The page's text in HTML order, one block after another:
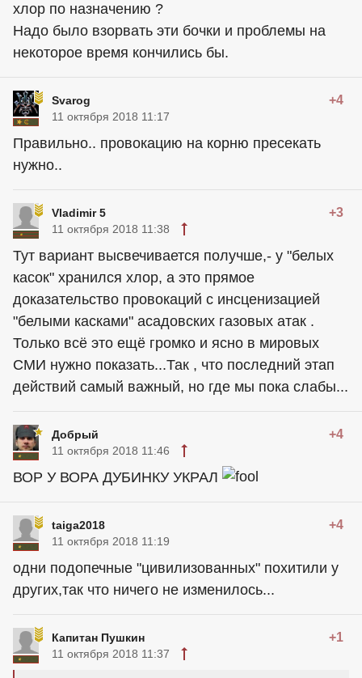
хлор по назначению ?
Надо было взорвать эти бочки и проблемы на
некоторое время кончились бы.
Svarog +4
11 октября 2018 11:17
Правильно.. провокацию на корню пресекать
нужно..
Vladimir 5 +3
11 октября 2018 11:38
Тут вариант высвечивается получше,- у "белых
касок" хранился хлор, а это прямое
доказательство провокаций с инсценизацией
"белыми касками" асадовских газовых атак .
Только всё это ещё громко и ясно в мировых
СМИ нужно показать...Так , что последний этап
действий самый важный, но где мы пока слабы...
Добрый +4
11 октября 2018 11:46
ВОР У ВОРА ДУБИНКУ УКРАЛ
taiga2018 +4
11 октября 2018 11:19
одни подопечные "цивилизованных" похитили у
других,так что ничего не изменилось...
Капитан Пушкин +1
11 октября 2018 11:37